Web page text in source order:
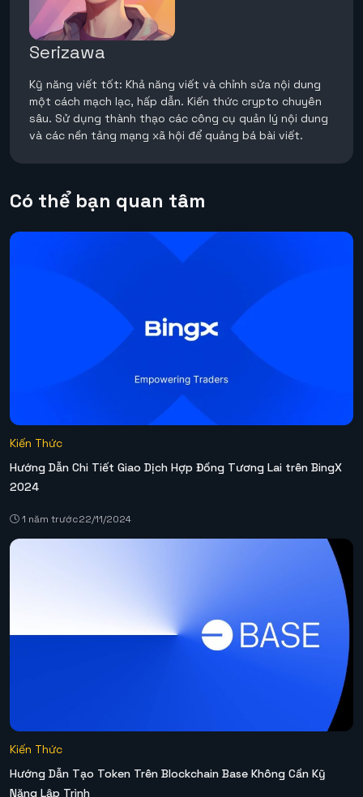
Serizawa
Kỹ năng viết tốt: Khả năng viết và chỉnh sửa nội dung
một cách mạch lạc, hấp dẫn. Kiến thức crypto chuyên
sâu. Sử dụng thành thạo các công cụ quản lý nội dung
và các nền tảng mạng xã hội để quảng bá bài viết.
Có thể bạn quan tâm
Kiến Thức
Hướng Dẫn Chi Tiết Giao Dịch Hợp Đồng Tương Lai trên BingX
2024
1 năm trước22/11/2024
Kiến Thức
Hướng Dẫn Tạo Token Trên Blockchain Base Không Cần Kỹ
Năng Lập Trình